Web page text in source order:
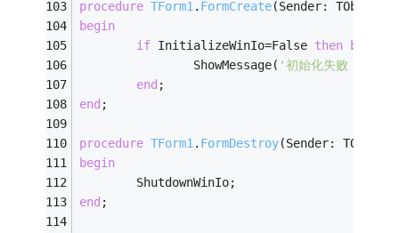
procedure TForm1. FormCreate(Sender: TObject)
begin
if InitializeWinIo=False then
begin
                ShowMessage(
'初始化失败！'
end ;
end ;
procedure TForm1. FormDestroy(Sender:
begin
        ShutdownWinIo;
end ;